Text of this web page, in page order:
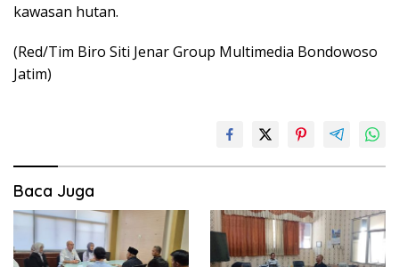
kawasan hutan.
(Red/Tim Biro Siti Jenar Group Multimedia Bondowoso
Jatim)
Baca Juga